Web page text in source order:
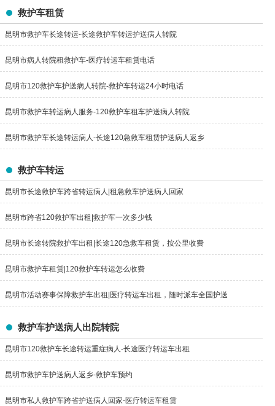
救护车租赁
昆明市救护车长途转运-长途救护车转运护送病人转院
昆明市病人转院租救护车-医疗转运车租赁电话
昆明市120救护车护送病人转院-救护车转运24小时电话
昆明市救护车转运病人服务-120救护车租车护送病人转院
昆明市救护车长途转运病人-长途120急救车租赁护送病人返乡
救护车转运
昆明市长途救护车跨省转运病人|租急救车护送病人回家
昆明市跨省120救护车出租|救护车一次多少钱
昆明市长途转院救护车出租|长途120急救车租赁，按公里收费
昆明市救护车租赁|120救护车转运怎么收费
昆明市活动赛事保障救护车出租|医疗转运车出租，随时派车全国护送
救护车护送病人出院转院
昆明市120救护车长途转运重症病人-长途医疗转运车出租
昆明市救护车护送病人返乡-救护车预约
昆明市私人救护车跨省护送病人回家-医疗转运车租赁